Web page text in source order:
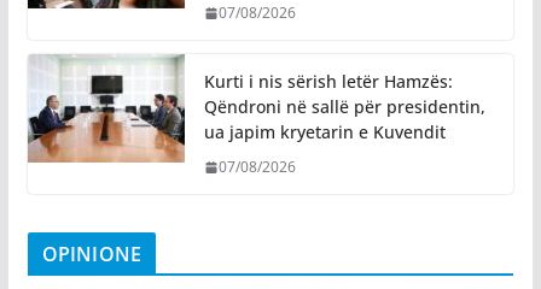
07/08/2026
​Kurti i nis sërish letër Hamzës:
Qëndroni në sallë për presidentin,
ua japim kryetarin e Kuvendit
07/08/2026
OPINIONE